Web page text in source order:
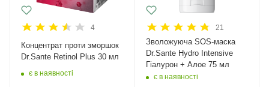
4
Концентрат проти зморшок
Dr.Sante Retinol Plus 30 мл
є в наявності
21
Зволожуюча SOS-маска
Dr.Sante Hydro Intensive
Гіалурон + Алое 75 мл
є в наявності